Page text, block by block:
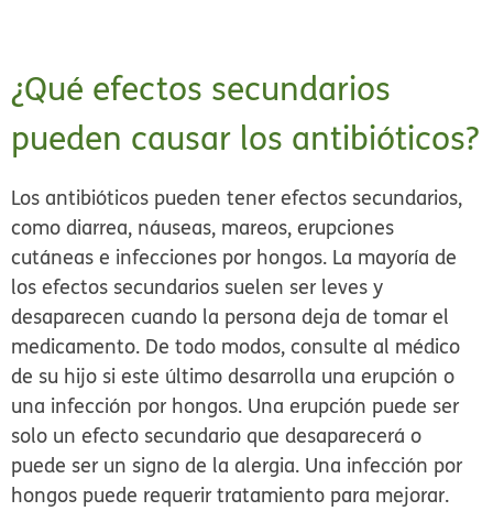
¿Qué efectos secundarios
pueden causar los antibióticos?
Los antibióticos pueden tener efectos secundarios,
como diarrea, náuseas, mareos, erupciones
cutáneas e infecciones por hongos. La mayoría de
los efectos secundarios suelen ser leves y
desaparecen cuando la persona deja de tomar el
medicamento. De todo modos, consulte al médico
de su hijo si este último desarrolla una erupción o
una infección por hongos. Una erupción puede ser
solo un efecto secundario que desaparecerá o
puede ser un signo de la alergia. Una infección por
hongos puede requerir tratamiento para mejorar.